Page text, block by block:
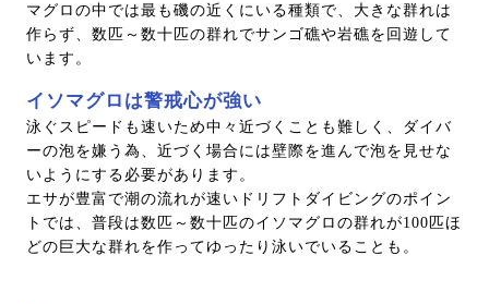
マグロの中では最も磯の近くにいる種類で、大きな群れは
作らず、数匹～数十匹の群れでサンゴ礁や岩礁を回遊して
います。
イソマグロは警戒心が強い
泳ぐスピードも速いため中々近づくことも難しく、ダイバ
ーの泡を嫌う為、近づく場合には壁際を進んで泡を見せな
いようにする必要があります。
エサが豊富で潮の流れが速いドリフトダイビングのポイン
トでは、普段は数匹～数十匹のイソマグロの群れが100匹ほ
どの巨大な群れを作ってゆったり泳いでいることも。